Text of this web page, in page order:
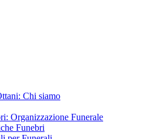
Chi siamo
Organizzazione Funerale
Funebri